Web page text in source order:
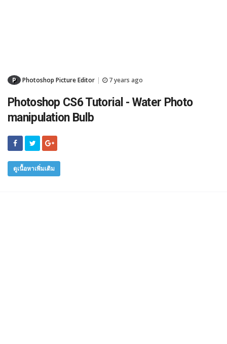
P Photoshop Picture Editor 7 years ago
Photoshop CS6 Tutorial - Water Photo
manipulation Bulb
ดูเนื้อหาเพิ่มเติม